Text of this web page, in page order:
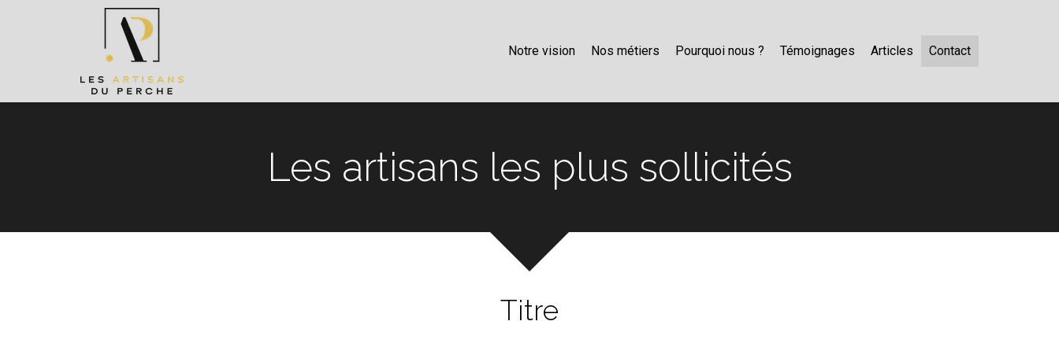
Notre vision Nos métiers Pourquoi nous ? Témoignages Articles Contact
Les artisans les plus sollicités
Titre